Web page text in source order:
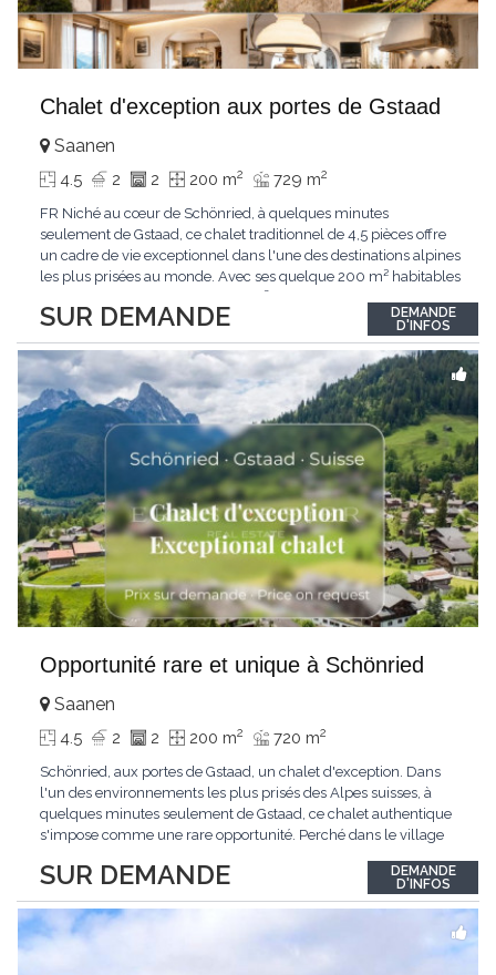
Chalet d'exception aux portes de Gstaad
SUR DEMANDE
Saanen
4.5 2 2 200 m2 729 m2
FR Niché au cœur de Schönried, à quelques minutes
seulement de Gstaad, ce chalet traditionnel de 4,5 pièces offre
un cadre de vie exceptionnel dans l'une des destinations alpines
les plus prisées au monde. Avec ses quelque 200 m² habitables
situation dominante offrant une vue dégagée sur le village de
Gstaad et les sommets...
DEMANDE
D'INFOS
Opportunité rare et unique à Schönried
SUR DEMANDE
Saanen
4.5 2 2 200 m2 720 m2
Schönried, aux portes de Gstaad, un chalet d'exception. Dans
l'un des environnements les plus prisés des Alpes suisses, à
quelques minutes seulement de Gstaad, ce chalet authentique
s'impose comme une rare opportunité. Perché dans le village
station et les sommets qui l'encadrent, un spectacle qui change
au fil des saisons. Avec...
DEMANDE
D'INFOS